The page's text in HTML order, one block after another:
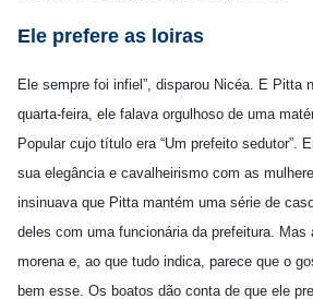
Ele prefere as loiras
Ele sempre foi infiel”, disparou Nicéa. E Pitta
quarta-feira, ele falava orgulhoso de uma
Popular cujo título era “Um prefeito sedutor”.
sua elegância e cavalheirismo com as
insinuava que Pitta mantém uma série de
deles com uma funcionária da prefeitura. Mas
morena e, ao que tudo indica, parece que o
bem esse. Os boatos dão conta de que ele